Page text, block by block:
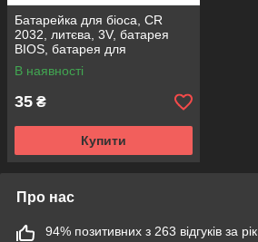
Батарейка для біоса, CR
2032, литєва, 3V, батарея
BIOS, батарея для
комп'ютера
В наявності
35 ₴
Купити
Про нас
94% позитивних з 263 відгуків за рік